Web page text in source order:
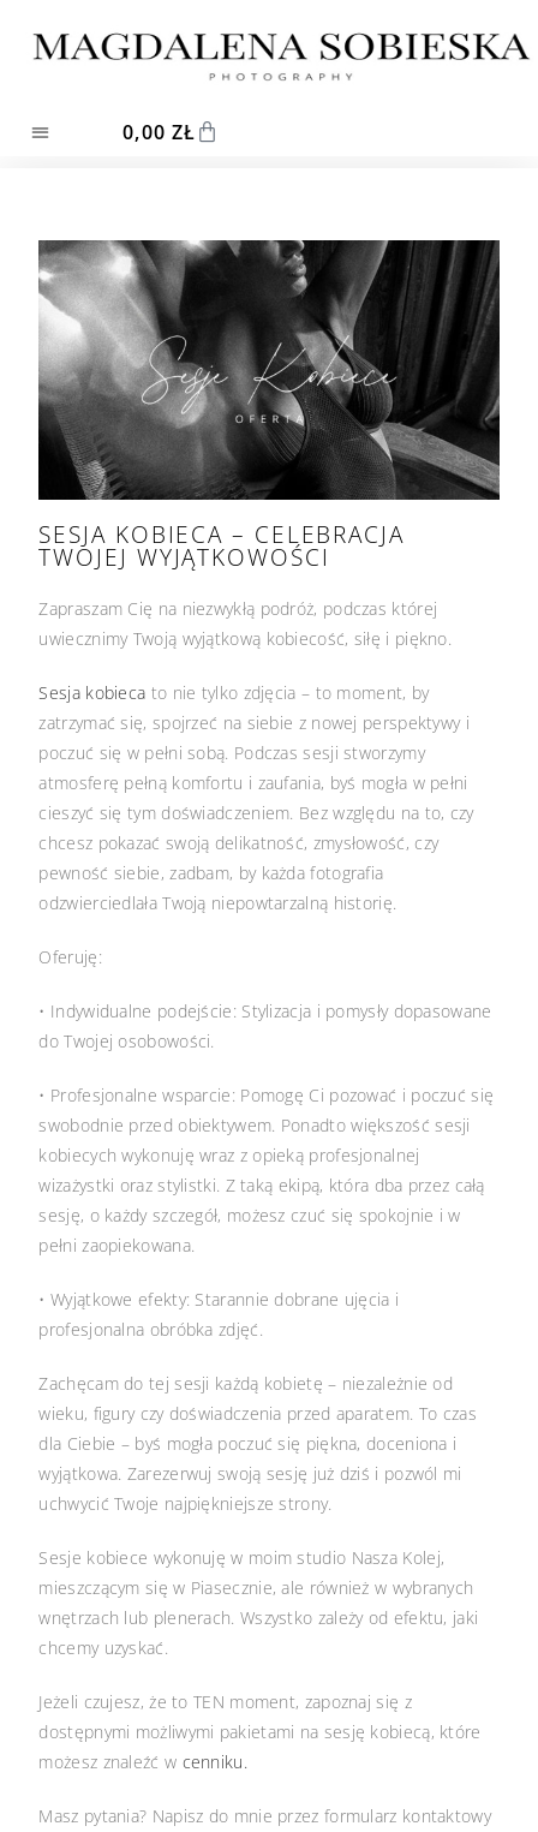
0,00 ZŁ
SESJA KOBIECA – CELEBRACJA
TWOJEJ WYJĄTKOWOŚCI
Zapraszam Cię na niezwykłą podróż, podczas której
uwiecznimy Twoją wyjątkową kobiecość, siłę i piękno.
Sesja kobieca to nie tylko zdjęcia – to moment, by
zatrzymać się, spojrzeć na siebie z nowej perspektywy i
poczuć się w pełni sobą. Podczas sesji stworzymy
atmosferę pełną komfortu i zaufania, byś mogła w pełni
cieszyć się tym doświadczeniem. Bez względu na to, czy
chcesz pokazać swoją delikatność, zmysłowość, czy
pewność siebie, zadbam, by każda fotografia
odzwierciedlała Twoją niepowtarzalną historię.
Oferuję:
• Indywidualne podejście: Stylizacja i pomysły dopasowane
do Twojej osobowości.
• Profesjonalne wsparcie: Pomogę Ci pozować i poczuć się
swobodnie przed obiektywem. Ponadto większość sesji
kobiecych wykonuję wraz z opieką profesjonalnej
wizażystki oraz stylistki. Z taką ekipą, która dba przez całą
sesję, o każdy szczegół, możesz czuć się spokojnie i w
pełni zaopiekowana.
• Wyjątkowe efekty: Starannie dobrane ujęcia i
profesjonalna obróbka zdjęć.
Zachęcam do tej sesji każdą kobietę – niezależnie od
wieku, figury czy doświadczenia przed aparatem. To czas
dla Ciebie – byś mogła poczuć się piękna, doceniona i
wyjątkowa. Zarezerwuj swoją sesję już dziś i pozwól mi
uchwycić Twoje najpiękniejsze strony.
Sesje kobiece wykonuję w moim studio Nasza Kolej,
mieszczącym się w Piasecznie, ale również w wybranych
wnętrzach lub plenerach. Wszystko zależy od efektu, jaki
chcemy uzyskać.
Jeżeli czujesz, że to TEN moment, zapoznaj się z
dostępnymi możliwymi pakietami na sesję kobiecą, które
możesz znaleźć w cenniku.
Masz pytania? Napisz do mnie przez formularz kontaktowy